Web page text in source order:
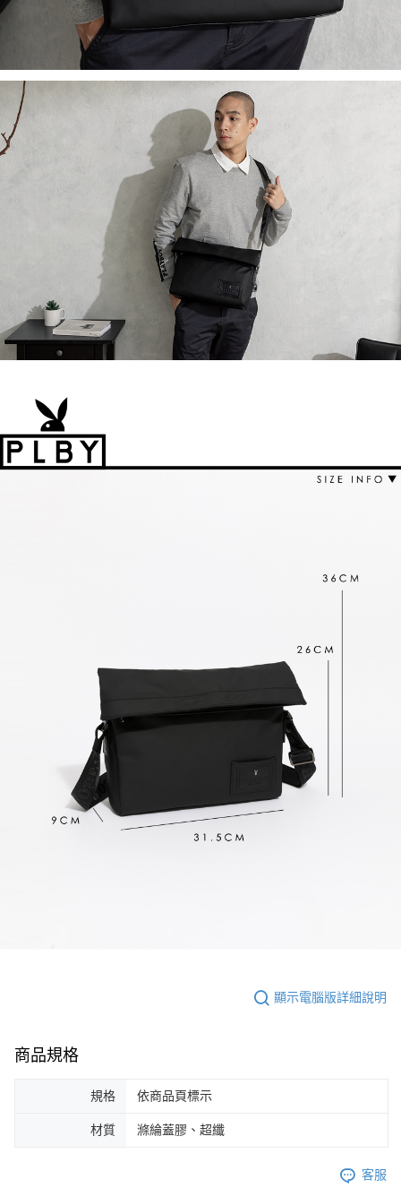
顯示電腦版詳細說明
商品規格
規格 依商品頁標示
材質 滌綸蓋膠、超纖
客服